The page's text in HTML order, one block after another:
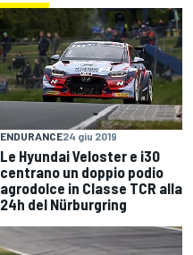
ENDURANCE24 giu 2019
Le Hyundai Veloster e i30
centrano un doppio podio
agrodolce in Classe TCR alla
24h del Nürburgring